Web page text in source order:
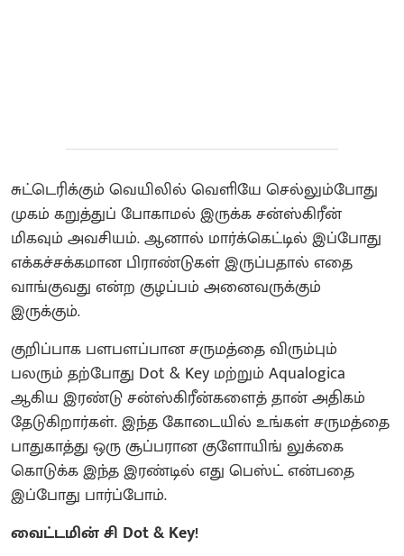
சுட்டெரிக்கும் வெயிலில் வெளியே செல்லும்போது
முகம் கறுத்துப் போகாமல் இருக்க சன்ஸ்கிரீன்
மிகவும் அவசியம். ஆனால் மார்க்கெட்டில் இப்போது
எக்கச்சக்கமான பிராண்டுகள் இருப்பதால் எதை
வாங்குவது என்ற குழப்பம் அனைவருக்கும்
இருக்கும்.
குறிப்பாக பளபளப்பான சருமத்தை விரும்பும்
பலரும் தற்போது Dot & Key மற்றும் Aqualogica
ஆகிய இரண்டு சன்ஸ்கிரீன்களைத் தான் அதிகம்
தேடுகிறார்கள். இந்த கோடையில் உங்கள் சருமத்தை
பாதுகாத்து ஒரு சூப்பரான குளோயிங் லுக்கை
கொடுக்க இந்த இரண்டில் எது பெஸ்ட் என்பதை
இப்போது பார்ப்போம்.
வைட்டமின் சி Dot & Key!